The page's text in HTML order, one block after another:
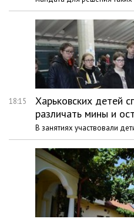
18:15
Харьковских детей
различать мины и
В занятиях участвовали